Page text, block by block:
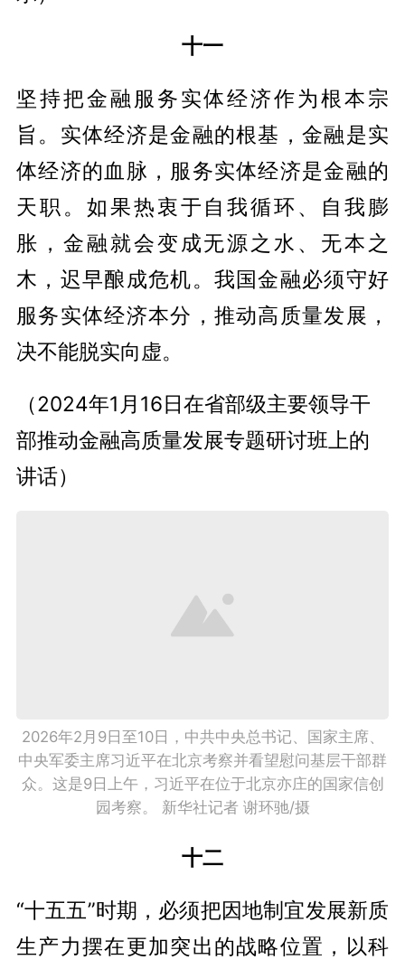
十一
坚持把金融服务实体经济作为根本宗
旨。实体经济是金融的根基，金融是实
体经济的血脉，服务实体经济是金融的
天职。如果热衷于自我循环、自我膨
胀，金融就会变成无源之水、无本之
木，迟早酿成危机。我国金融必须守好
服务实体经济本分，推动高质量发展，
决不能脱实向虚。
（2024年1月16日在省部级主要领导干
部推动金融高质量发展专题研讨班上的
讲话）
2026年2月9日至10日，中共中央总书记、国家主席、
中央军委主席习近平在北京考察并看望慰问基层干部群
众。这是9日上午，习近平在位于北京亦庄的国家信创
园考察。 新华社记者 谢环驰/摄
十二
“十五五”时期，必须把因地制宜发展新质
生产力摆在更加突出的战略位置，以科